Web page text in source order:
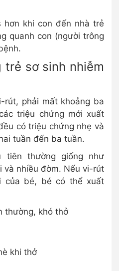
hơn khi con đến nhà trẻ
quanh con (người trông
trẻ sơ sinh nhiễm
rút, phải mất khoảng ba
triệu chứng mới xuất
có triệu chứng nhẹ và
tuần đến ba tuần.
tiên thường giống như
và nhiều đờm. Nếu vi-rút
của bé, bé có thể xuất
thường, khó thở
khi thở